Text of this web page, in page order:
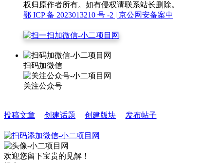
权归原作者所有。如有侵权请联系站长删除。
鄂 ICP 备 2023013210 号 -2 | 京公网安备案中
扫码加微信
关注公众号
投稿文章 创建话题 创建版块 发布帖子
欢迎您留下宝贵的见解！